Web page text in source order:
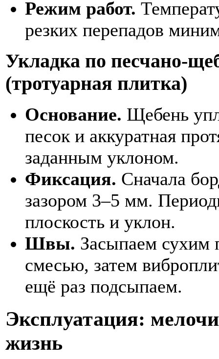
Режим работ.
резких перепадов
Укладка по песчано-
(тротуарная плитка)
Основание. Щебень
песок и аккуратная
заданным уклоном.
Фиксация. Сначала
зазором 3–5 мм.
плоскость и уклон.
Швы. Засыпаем сухим
смесью, затем
ещё раз подсыпаем.
Эксплуатация:
жизнь